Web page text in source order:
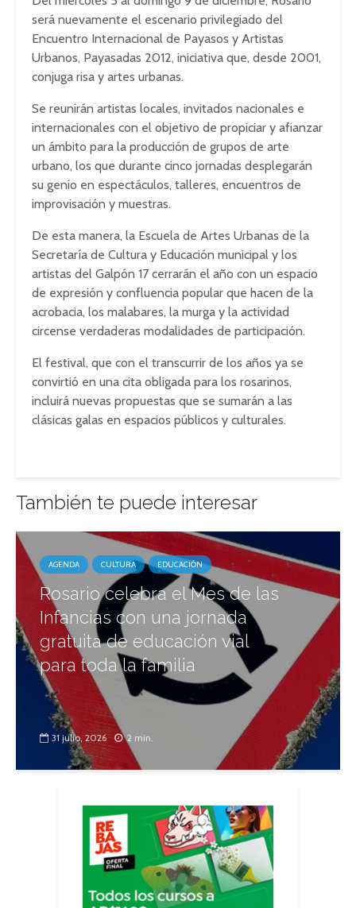
será nuevamente el escenario privilegiado del
Encuentro Internacional de Payasos y Artistas
Urbanos, Payasadas 2012, iniciativa que, desde 2001,
conjuga risa y artes urbanas.
Se reunirán artistas locales, invitados nacionales e
internacionales con el objetivo de propiciar y afianzar
un ámbito para la producción de grupos de arte
urbano, los que durante cinco jornadas desplegarán
su genio en espectáculos, talleres, encuentros de
improvisación y muestras.
De esta manera, la Escuela de Artes Urbanas de la
Secretaría de Cultura y Educación municipal y los
artistas del Galpón 17 cerrarán el año con un espacio
de expresión y confluencia popular que hacen de la
acrobacia, los malabares, la murga y la actividad
circense verdaderas modalidades de participación.
El festival, que con el transcurrir de los años ya se
convirtió en una cita obligada para los rosarinos,
incluirá nuevas propuestas que se sumarán a las
clásicas galas en espacios públicos y culturales.
También te puede interesar
AGENDA CULTURA EDUCACIÓN
Rosario celebra el Mes de las
Infancias con una jornada
gratuita de educación vial
para toda la familia
31 julio, 2026 2 min.